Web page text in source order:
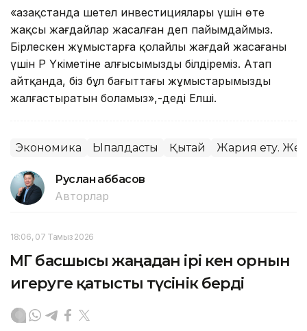
«Қазақстанда шетел инвестициялары үшін өте
жақсы жағдайлар жасалған деп пайымдаймыз.
Бірлескен жұмыстарға қолайлы жағдай жасағаны
үшін ҚР Үкіметіне алғысымызды білдіреміз. Атап
айтқанда, біз бұл бағыттағы жұмыстарымызды
жалғастыратын боламыз»,-деді Елші.
Экономика Ықпалдастық Қытай Жария ету.
Руслан Ғаббасов
Авторлар
18:06, 07 Тамыз 2026
ҚМГ басшысы жаңадан ірі кен орнын
игеруге қатысты түсінік берді